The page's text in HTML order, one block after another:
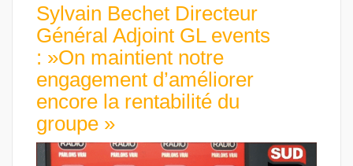
Sylvain Bechet Directeur
Général Adjoint GL events
: »On maintient notre
engagement d’améliorer
encore la rentabilité du
groupe »